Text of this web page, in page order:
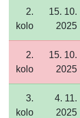
2.
kolo
15. 10.
2025
2.
kolo
15. 10.
2025
3.
kolo
4. 11.
2025